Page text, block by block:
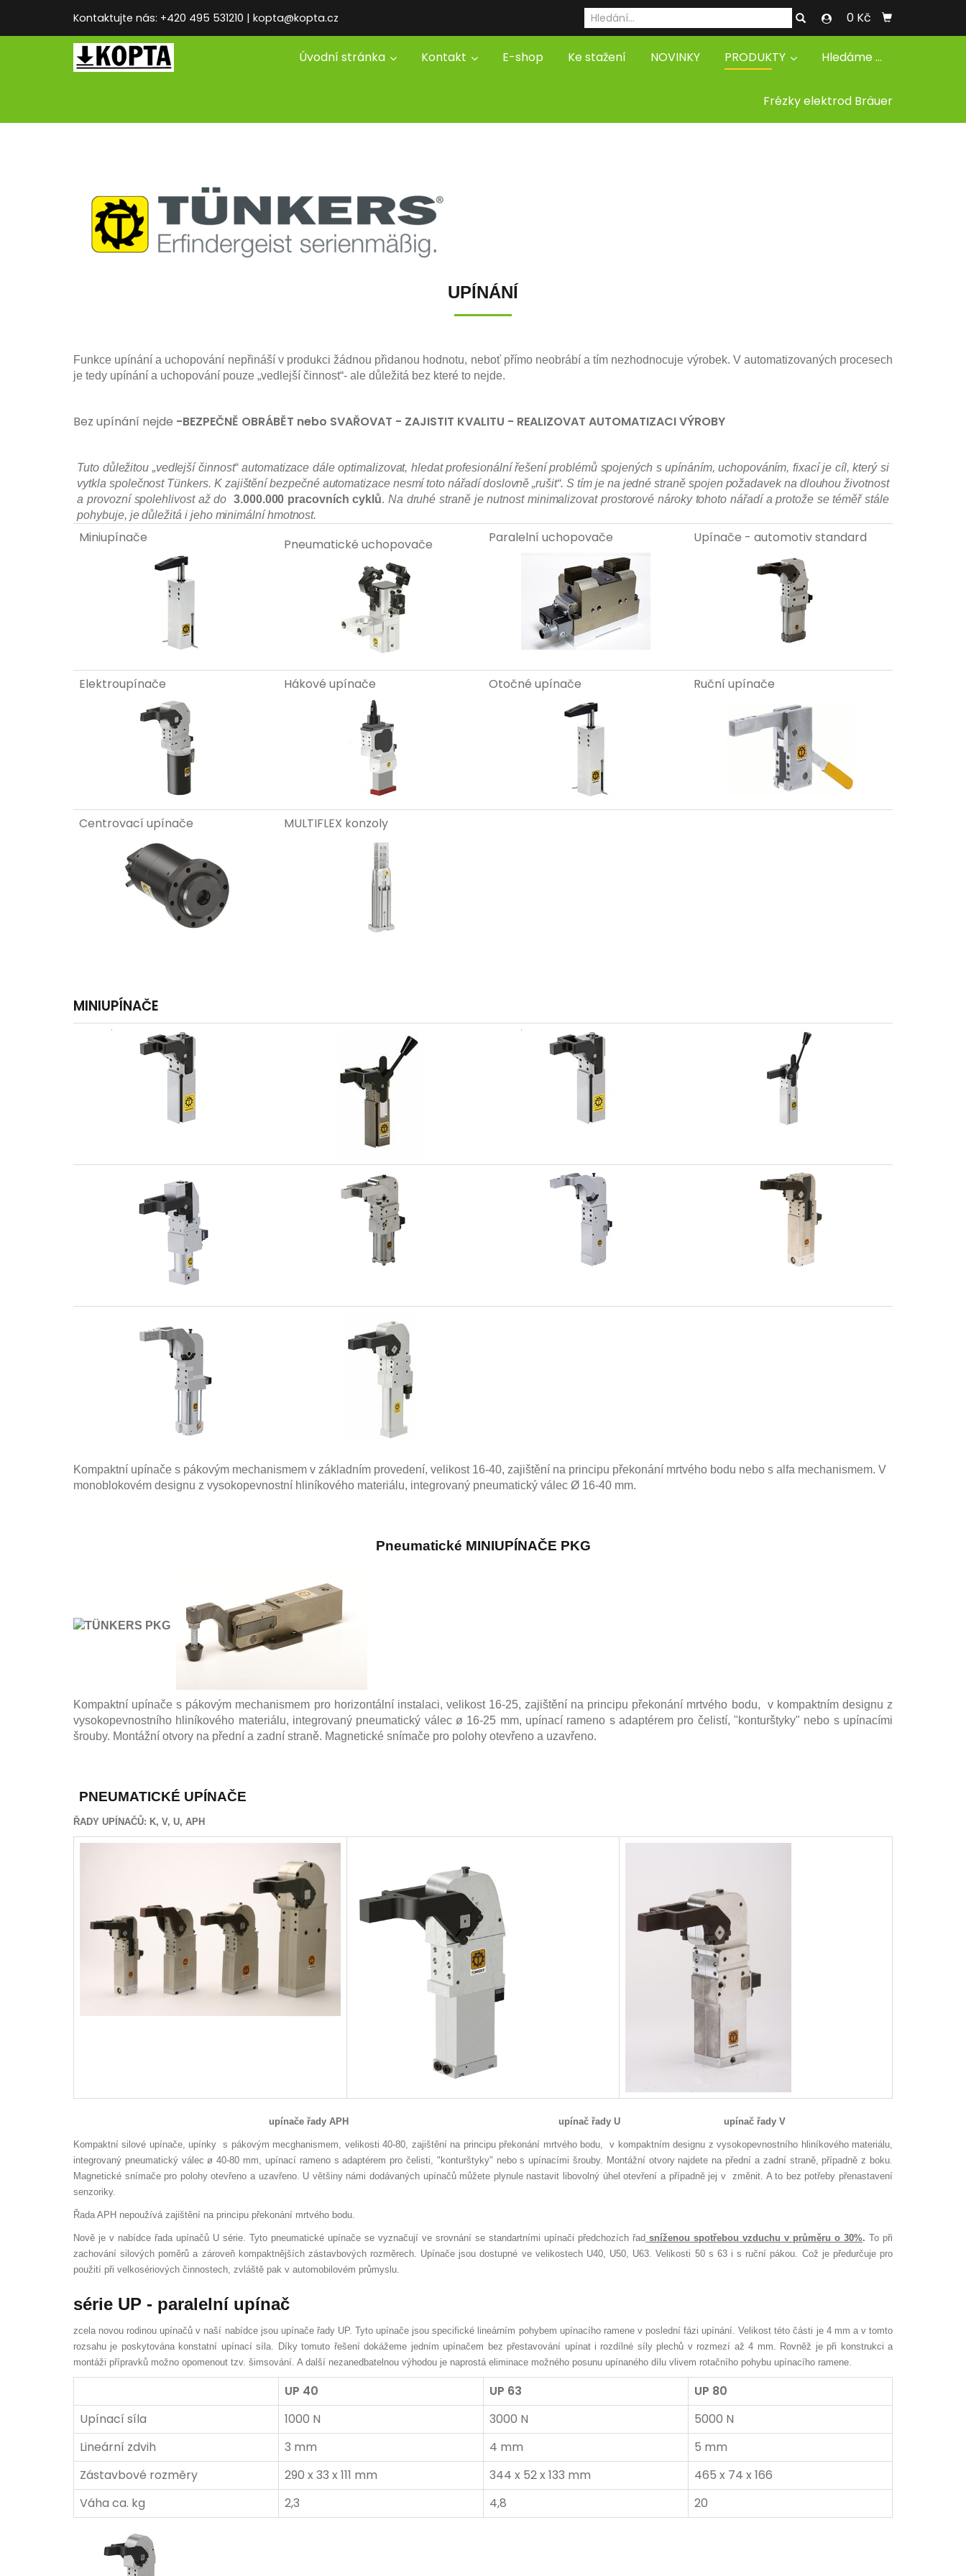
Kontaktujte nás: +420 495 531210 | kopta@kopta.cz 0 Kč
Úvodní stránka Kontakt E-shop Ke stažení NOVINKY PRODUKTY Hledáme ...
Frézky elektrod Bräuer
UPÍNÁNÍ
Funkce upínání a uchopování nepřináší v produkci žádnou přidanou hodnotu, neboť přímo neobrábí a tím nezhodnocuje výrobek. V automatizovaných procesech
je tedy upínání a uchopování pouze „vedlejší činnost“- ale důležitá bez které to nejde.
Bez upínání nejde -BEZPEČNĚ OBRÁBĚT nebo SVAŘOVAT - ZAJISTIT KVALITU - REALIZOVAT AUTOMATIZACI VÝROBY
Tuto důležitou „vedlejší činnost“ automatizace dále optimalizovat, hledat profesionální řešení problémů spojených s upínáním, uchopováním, fixací je cíl, který si
vytkla společnost Tünkers. K zajištění bezpečné automatizace nesmí toto nářadí doslovně „rušit“. S tím je na jedné straně spojen požadavek na dlouhou životnost
a provozní spolehlivost až do 3.000.000 pracovních cyklů. Na druhé straně je nutnost minimalizovat prostorové nároky tohoto nářadí a protože se téměř stále
pohybuje, je důležitá i jeho minimální hmotnost.
Miniupínače Pneumatické uchopovače Paralelní uchopovače Upínače - automotiv standard
Elektroupínače Hákové upínače Otočné upínače Ruční upínače
Centrovací upínače MULTIFLEX konzoly
MINIUPÍNAČE
Kompaktní upínače s pákovým mechanismem v základním provedení, velikost 16-40, zajištění na principu překonání mrtvého bodu nebo s alfa mechanismem. V
monoblokovém designu z vysokopevnostní hliníkového materiálu, integrovaný pneumatický válec Ø 16-40 mm.
Pneumatické MINIUPÍNAČE PKG
Kompaktní upínačes pákovým mechanismem pro horizontální instalaci, velikost 16-25, zajištění na principu překonání mrtvého bodu, v kompaktním designu z
vysokopevnostního hliníkového materiálu, integrovaný pneumatický válec ø 16-25 mm, upínací rameno sadaptérem pro čelistí, "konturštyky" nebo s upínacími
šrouby. Montážní otvory na přední a zadní straně. Magnetické snímače pro polohy otevřeno a uzavřeno.
PNEUMATICKÉ UPÍNAČE
ŘADY UPÍNAČŮ: K, V, U, APH
upínače řady APH upínač řady U upínač řady V
Kompaktní silové upínače, upínky s pákovým mecghanismem, velikosti 40-80, zajištění na principu překonání mrtvého bodu, v kompaktním designu z vysokopevnostního hliníkového materiálu,
integrovaný pneumatický válec ø 40-80 mm, upínací rameno s adaptérem pro čelisti, "konturštyky" nebo s upínacími šrouby. Montážní otvory najdete na přední a zadní straně, případně z boku.
Magnetické snímače pro polohy otevřeno a uzavřeno. U většiny námi dodávaných upínačů můžete plynule nastavit libovolný úhel otevření a případně jej v změnit. A to bez potřeby přenastavení
senzoriky.
Řada APH nepoužívá zajištění na principu překonání mrtvého bodu.
Nově je v nabídce řada upínačů U série. Tyto pneumatické upínače se vyznačují ve srovnání se standartními upínači předchozích řad sníženou spotřebou vzduchu v průměru o 30%. To při
zachování silových poměrů a zároveň kompaktnějších zástavbových rozměrech. Upínače jsou dostupné ve velikostech U40, U50, U63. Velikosti 50 s 63 i s ruční pákou. Což je předurčuje pro
použití při velkosériových činnostech, zvláště pak v automobilovém průmyslu.
série UP - paralelní upínač
zcela novou rodinou upínačů v naší nabídce jsou upínače řady UP. Tyto upínače jsou specifické lineárním pohybem upínacího ramene v poslední fázi upínání. Velikost této části je 4 mm a v tomto
rozsahu je poskytována konstatní upínací síla. Díky tomuto řešení dokážeme jedním upínačem bez přestavování upínat i rozdílné síly plechů v rozmezí až 4 mm. Rovněž je při konstrukci a
montáži přípravků možno opomenout tzv. šimsování. A další nezanedbatelnou výhodou je naprostá eliminace možného posunu upínaného dílu vlivem rotačního pohybu upínacího ramene.
UP 40 UP 63
UP 80
Upínací síla
1000 N 3000 N
5000 N
Lineární zdvih
3 mm 4 mm
5 mm
Zástavbové rozměry
290 x 33 x 111 mm 344 x 52 x 133 mm
465 x 74 x 166
Váha ca. kg
2,3 4,8 20